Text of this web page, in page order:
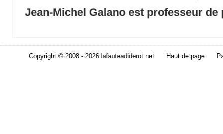
Jean-Michel Galano est professeur
Copyright © 2008 - 2026 lafauteadiderot.net Haut de page